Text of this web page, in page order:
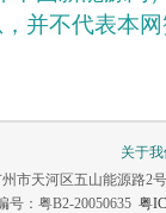
并不代表本
关于
市天河区五山能源路2
号：粤B2-20050635 粤